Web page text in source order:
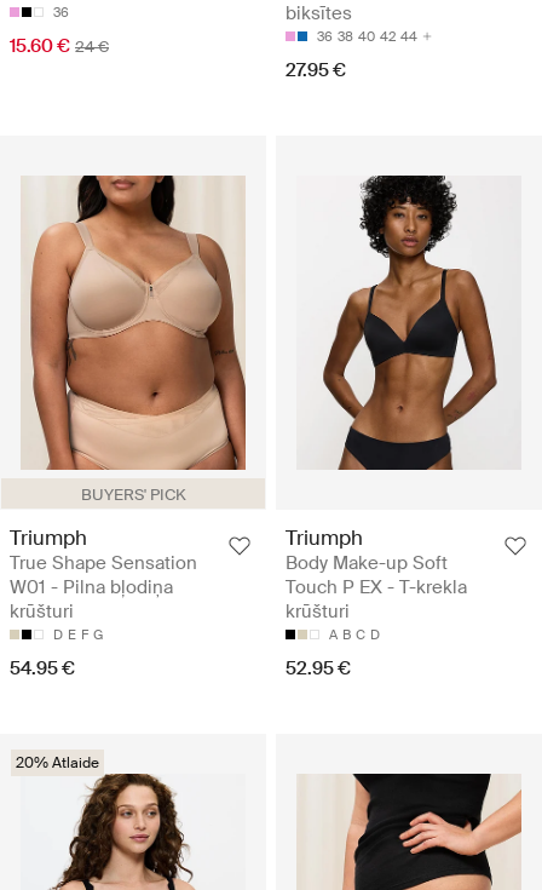
36
15.60 € 24 €
biksītes
36 38 40 42 44
27.95 €
BUYERS' PICK
Triumph
True Shape Sensation
W01 - Pilna bļodiņa
krūšturi
D E F G
54.95 €
Triumph
Body Make-up Soft
Touch P EX - T-krekla
krūšturi
A B C D
52.95 €
20% Atlaide